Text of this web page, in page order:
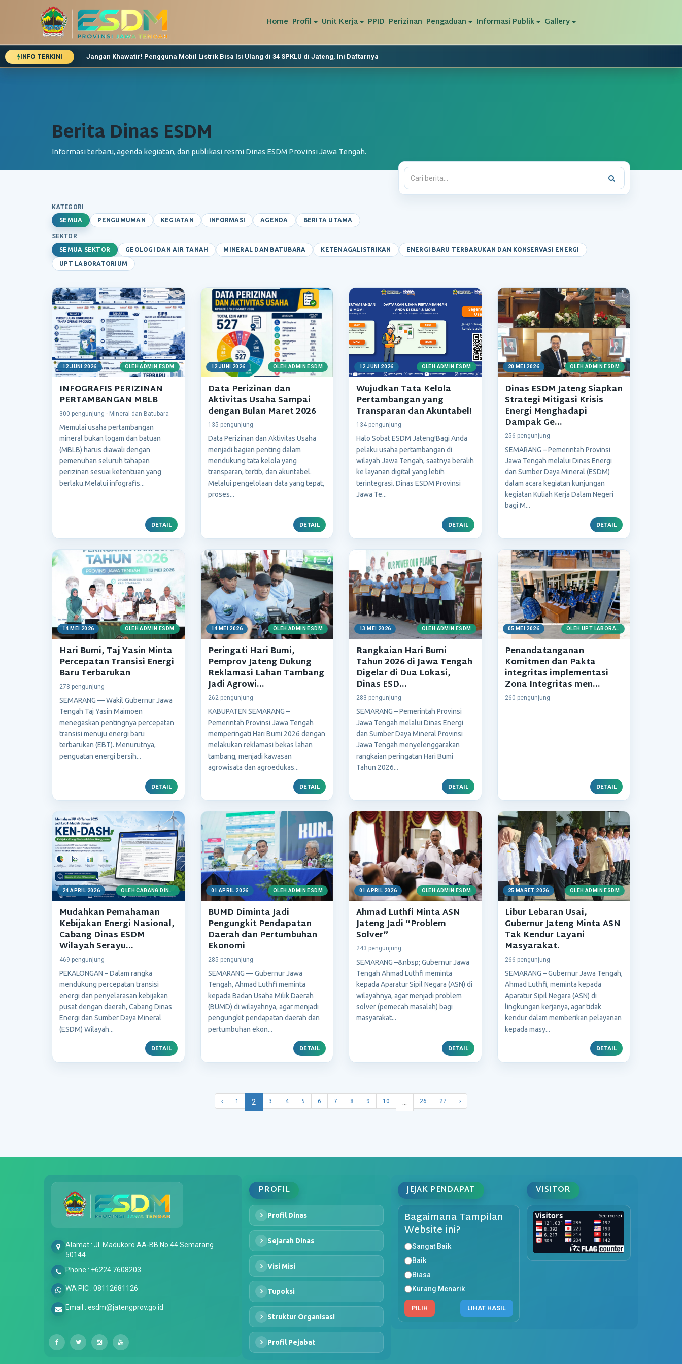
Home Profil Unit Kerja PPID Perizinan Pengaduan Informasi Publik Gallery
INFO TERKINI Jangan Khawatir! Pengguna Mobil Listrik Bisa Isi Ulang di 34 SPKLU di Jateng, Ini Daftarnya
Berita Dinas ESDM
Informasi terbaru, agenda kegiatan, dan publikasi resmi Dinas ESDM Provinsi Jawa Tengah.
KATEGORI
SEMUA PENGUMUMAN KEGIATAN INFORMASI AGENDA BERITA UTAMA
SEKTOR
SEMUA SEKTOR GEOLOGI DAN AIR TANAH MINERAL DAN BATUBARA KETENAGALISTRIKAN ENERGI BARU TERBARUKAN DAN KONSERVASI ENERGI
UPT LABORATORIUM
12 JUNI 2026 OLEH ADMIN ESDM
INFOGRAFIS PERIZINAN
PERTAMBANGAN MBLB
300 pengunjung · Mineral dan Batubara
Memulai usaha pertambangan
mineral bukan logam dan batuan
(MBLB) harus diawali dengan
pemenuhan seluruh tahapan
perizinan sesuai ketentuan yang
berlaku.Melalui infografis...
DETAIL
12 JUNI 2026 OLEH ADMIN ESDM
Data Perizinan dan
Aktivitas Usaha Sampai
dengan Bulan Maret 2026
135 pengunjung
Data Perizinan dan Aktivitas Usaha
menjadi bagian penting dalam
mendukung tata kelola yang
transparan, tertib, dan akuntabel.
Melalui pengelolaan data yang tepat,
proses...
DETAIL
12 JUNI 2026 OLEH ADMIN ESDM
Wujudkan Tata Kelola
Pertambangan yang
Transparan dan Akuntabel!
134 pengunjung
Halo Sobat ESDM Jateng!Bagi Anda
pelaku usaha pertambangan di
wilayah Jawa Tengah, saatnya beralih
ke layanan digital yang lebih
terintegrasi. Dinas ESDM Provinsi
Jawa Te...
DETAIL
20 MEI 2026 OLEH ADMIN ESDM
Dinas ESDM Jateng Siapkan
Strategi Mitigasi Krisis
Energi Menghadapi
Dampak Ge...
256 pengunjung
SEMARANG – Pemerintah Provinsi
Jawa Tengah melalui Dinas Energi
dan Sumber Daya Mineral (ESDM)
dalam acara kegiatan kunjungan
kegiatan Kuliah Kerja Dalam Negeri
bagi M...
DETAIL
14 MEI 2026 OLEH ADMIN ESDM
Hari Bumi, Taj Yasin Minta
Percepatan Transisi Energi
Baru Terbarukan
278 pengunjung
SEMARANG — Wakil Gubernur Jawa
Tengah Taj Yasin Maimoen
menegaskan pentingnya percepatan
transisi menuju energi baru
terbarukan (EBT). Menurutnya,
penguatan energi bersih...
DETAIL
14 MEI 2026 OLEH ADMIN ESDM
Peringati Hari Bumi,
Pemprov Jateng Dukung
Reklamasi Lahan Tambang
Jadi Agrowi...
262 pengunjung
KABUPATEN SEMARANG –
Pemerintah Provinsi Jawa Tengah
memperingati Hari Bumi 2026 dengan
melakukan reklamasi bekas lahan
tambang, menjadi kawasan
agrowisata dan agroedukas...
DETAIL
13 MEI 2026 OLEH ADMIN ESDM
Rangkaian Hari Bumi
Tahun 2026 di Jawa Tengah
Digelar di Dua Lokasi,
Dinas ESD...
283 pengunjung
SEMARANG – Pemerintah Provinsi
Jawa Tengah melalui Dinas Energi
dan Sumber Daya Mineral Provinsi
Jawa Tengah menyelenggarakan
rangkaian peringatan Hari Bumi
Tahun 2026...
DETAIL
05 MEI 2026 OLEH UPT LABORATORIUM ESDM
Penandatanganan
Komitmen dan Pakta
integritas implementasi
Zona Integritas men...
260 pengunjung
DETAIL
24 APRIL 2026 OLEH CABANG DINAS ESDM WILAYAH SERAYU UTARA
Mudahkan Pemahaman
Kebijakan Energi Nasional,
Cabang Dinas ESDM
Wilayah Serayu...
469 pengunjung
PEKALONGAN – Dalam rangka
mendukung percepatan transisi
energi dan penyelarasan kebijakan
pusat dengan daerah, Cabang Dinas
Energi dan Sumber Daya Mineral
(ESDM) Wilayah...
DETAIL
01 APRIL 2026 OLEH ADMIN ESDM
BUMD Diminta Jadi
Pengungkit Pendapatan
Daerah dan Pertumbuhan
Ekonomi
285 pengunjung
SEMARANG — Gubernur Jawa
Tengah, Ahmad Luthfi meminta
kepada Badan Usaha Milik Daerah
(BUMD) di wilayahnya, agar menjadi
pengungkit pendapatan daerah dan
pertumbuhan ekon...
DETAIL
01 APRIL 2026 OLEH ADMIN ESDM
Ahmad Luthfi Minta ASN
Jateng Jadi “Problem
Solver”
243 pengunjung
SEMARANG –&nbsp; Gubernur Jawa
Tengah Ahmad Luthfi meminta
kepada Aparatur Sipil Negara (ASN) di
wilayahnya, agar menjadi problem
solver (pemecah masalah) bagi
masyarakat...
DETAIL
25 MARET 2026 OLEH ADMIN ESDM
Libur Lebaran Usai,
Gubernur Jateng Minta ASN
Tak Kendur Layani
Masyarakat.
266 pengunjung
SEMARANG – Gubernur Jawa Tengah,
Ahmad Luthfi, meminta kepada
Aparatur Sipil Negara (ASN) di
lingkungan kerjanya, agar tidak
kendur dalam memberikan pelayanan
kepada masy...
DETAIL
‹ 1 2 3 4 5 6 7 8 9 10 ... 26 27 ›
Alamat : Jl. Madukoro AA-BB No.44 Semarang
50144
Phone : +6224 7608203
WA PIC : 08112681126
Email : esdm@jatengprov.go.id
PROFIL
Profil Dinas
Sejarah Dinas
Visi Misi
Tupoksi
Struktur Organisasi
Profil Pejabat
JEJAK PENDAPAT
Bagaimana Tampilan
Website ini?
Sangat Baik
Baik
Biasa
Kurang Menarik
PILIH LIHAT HASIL
VISITOR